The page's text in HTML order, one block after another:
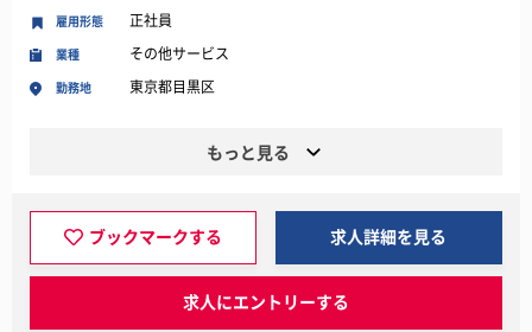
業種 その他サービス
勤務地 東京都目黒区
雇用形態 正社員
もっと見る
ブックマークする 求人詳細を見る
求人にエントリーする